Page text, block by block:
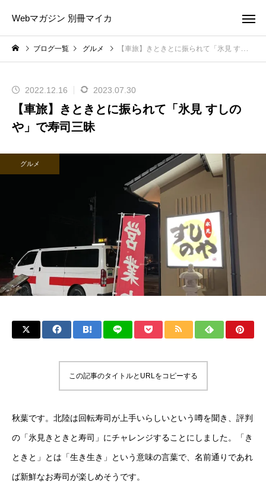
Webマガジン 別冊マイカ
ブログ一覧 グルメ 【車旅】きときとに振られて「氷見 すしのや」で寿司三昧
2022.12.16 2023.07.30
【車旅】きときとに振られて「氷見 すしの
や」で寿司三昧
グルメ
この記事のタイトルとURLをコピーする
秋葉です。北陸は回転寿司が上手いらしいという噂を聞き、評判
の「氷見きときと寿司」にチャレンジすることにしました。「き
ときと」とは「生き生き」という意味の言葉で、名前通りであれ
ば新鮮なお寿司が楽しめそうです。